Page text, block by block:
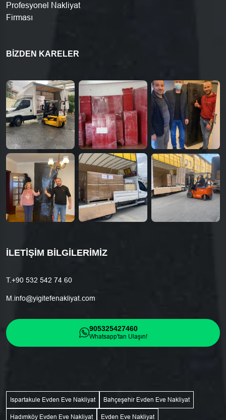
Profesyonel Nakliyat
Firması
BIZDEN KARELER
İLETIŞIM BILGILERIMIZ
T.+90 532 542 74 60
M. info@yigitefenakliyat.com
905325427460
Whatsapp'tan Ulaşın!
Ispartakule Evden Eve Nakliyat Bahçeşehir Evden Eve Nakliyat
Hadımköy Evden Eve Nakliyat Evden Eve Nakliyat